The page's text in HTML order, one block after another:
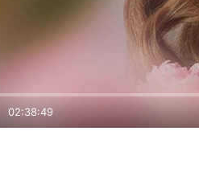
02:38:49